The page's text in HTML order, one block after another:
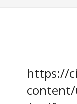
https://
content/